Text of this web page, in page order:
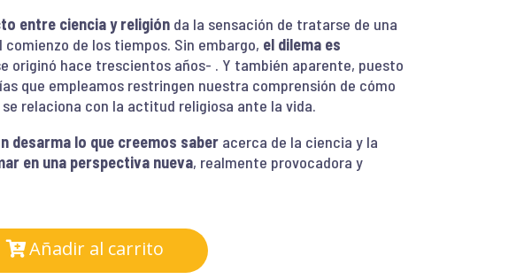
entre ciencia y religiónda la sensación de tratarse de una
de los tiempos. Sin embargo, el dilema es
originó hace trescientos años- . Y también aparente, puesto
que empleamos restringen nuestra comprensión de cómo
relaciona con la actitud religiosa ante la vida.
desarma lo que creemos saberacerca de la ciencia y la
en una perspectiva nueva, realmente provocadora y
Añadir al carrito